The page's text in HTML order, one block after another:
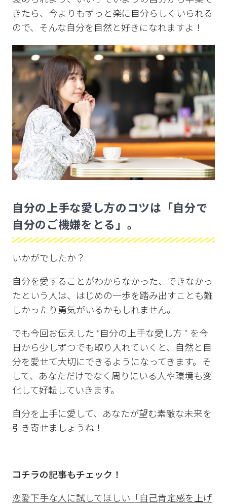
きたら、今よりもずっと楽に自分らしくいられる
ので、そんな自分を自然と好きになれますよ！
自分の上手な愛し方のコツは「自分で
自分のご機嫌をとる」。
いかがでしたか？
自分を愛することがわからなかった、できなかっ
たという人は、はじめの一歩を踏み出すことも難
しかったり勇気がいるかもしれません。
でも今回お伝えした “自分の上手な愛し方 ” を今
日から少しずつでも取り入れていくと、自然と自
分を愛せて大切にできるようになってきます。そ
して、あなただけでなく周りにいる人や環境も変
化して好転していきます。
自分を上手に愛して、あなたが望む素敵な未来を
引き寄せましょうね！
コチラの記事もチェック！
恋愛下手な人に試してほしい「自己肯定感を上げ